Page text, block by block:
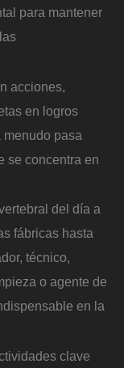
para mantener
acciones,
en logros
pasa
se concentra en
del día a
fábricas hasta
técnico,
o agente de
en la
clave